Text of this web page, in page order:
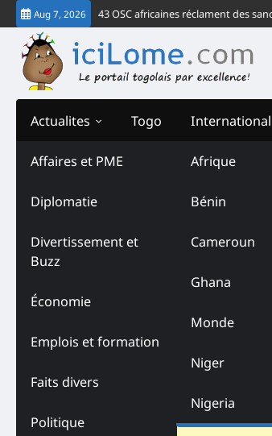
Skip
to
content
Aug 7, 2026
la CEDEAO, 43 OSC africaines réclament des
Actualites
Affaires et PME
Diplomatie
Divertissement et
Buzz
Économie
Emplois et formation
Faits divers
Politique
Togo International
Afrique
Bénin
Cameroun
Ghana
Monde
Niger
Nigeria